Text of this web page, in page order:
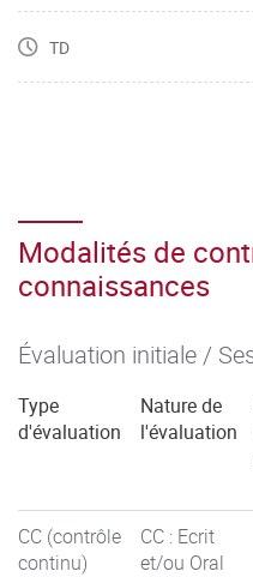
TD
Modalités de
connaissances
Évaluation initiale /
Type
d'évaluation
Nature de
l'évaluation
CC (contrôle
continu)
CC : Ecrit
et/ou Oral